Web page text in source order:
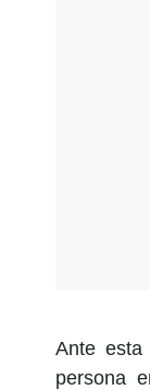
Ante
persona